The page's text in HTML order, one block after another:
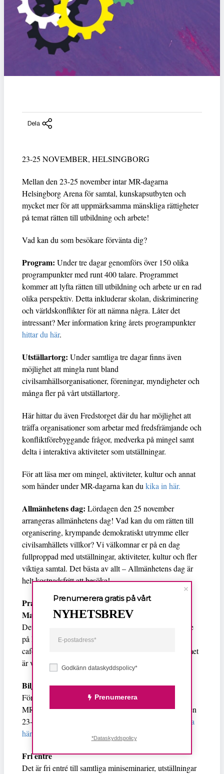
Dela
23-25 NOVEMBER, HELSINGBORG
Mellan den 23-25 november intar MR-dagarna
Helsingborg Arena för samtal, kunskapsutbyten och
mycket mer för att uppmärksamma mänskliga rättigheter
på temat rätten till utbildning och arbete!
Vad kan du som besökare förvänta dig?
Program: Under tre dagar genomförs över 150 olika
programpunkter med runt 400 talare. Programmet
kommer att lyfta rätten till utbildning och arbete ur en rad
olika perspektiv. Detta inkluderar skolan, diskriminering
och världskonflikter för att nämna några. Låter det
intressant? Mer information kring årets programpunkter
hittar du här.
Utställartorg: Under samtliga tre dagar finns även
möjlighet att mingla runt bland
civilsamhällsorganisationer, föreningar, myndigheter och
många fler på vårt utställartorg.
Här hittar du även Fredstorget där du har möjlighet att
träffa organisationer som arbetar med fredsfrämjande och
konfliktförebyggande frågor, medverka på mingel samt
delta i interaktiva aktiviteter som utställningar.
För att läsa mer om mingel, aktiviteter, kultur och annat
som händer under MR-dagarna kan dukika in här.
Allmänhetens dag: Lördagen den 25 november
arrangeras allmänhetens dag! Vad kan du om rätten till
organisering, krympande demokratiskt utrymme eller
civilsamhällets villkor? Vi välkomnar er på en dag
fullproppad med utställningar, aktiviteter, kultur och fler
viktiga samtal. Det bästa av allt – Allmänhetens dag är
helt kostnadsfritt att besöka!
Praktisk information:
Mat och dryck
Det finns möjlighet att köpa både fika, lunch och kaffe
på Helsingborg Arenas restaurang på plan två samt i
caféerna på plan ett. All mat som serveras under forumet
är vegetarisk (veganska alternativ finns)
Biljetter
För att få tillgång till de längre programpunkterna på
MR-dagarna (60 minuter) under torsdag och fredag den
23-24 november behöver du en biljett som
du kan köpa
här.
Fri entré
Det är fri entré till samtliga miniseminarier, utställningar
Godkänn dataskyddspolicy*
Prenumerera
Prenumerera gratis på vårt
NYHETSBREV
*Dataskyddspolicy